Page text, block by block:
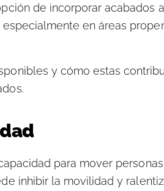
de incorporar acabados
en áreas
y cómo estas
para mover
inhibir la movilidad y